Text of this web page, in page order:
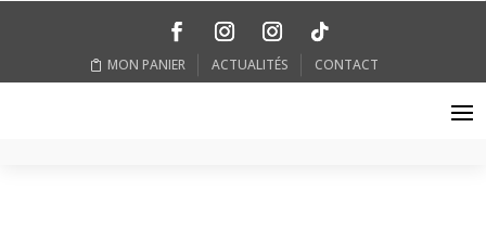
MON PANIER ACTUALITÉS CONTACT